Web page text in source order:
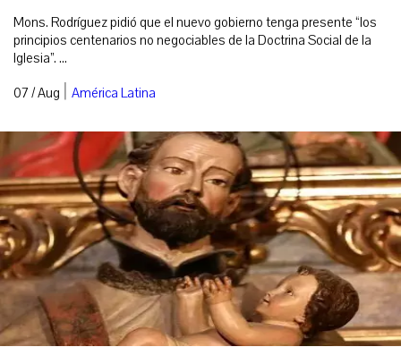
Mons. Rodríguez pidió que el nuevo gobierno tenga presente “los
principios centenarios no negociables de la Doctrina Social de la
Iglesia”. ...
07 / Aug | América Latina